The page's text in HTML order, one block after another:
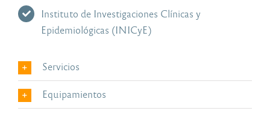
Instituto de Investigaciones Clínicas y
Epidemiológicas (INICyE)
Servicios
Equipamientos